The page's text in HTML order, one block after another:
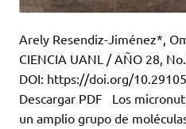
Arely Resendiz-Jiménez*,
CIENCIA UANL / AÑO 28,
DOI: https://doi.org/
Descargar PDF Los
un amplio grupo de